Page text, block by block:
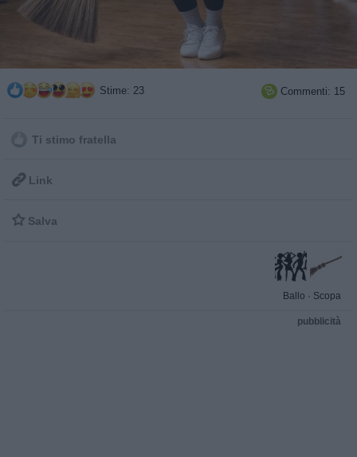
Stime: 23  Commenti: 15
Ti stimo fratella
 Link
 Salva
Ballo · Scopa
pubblicità